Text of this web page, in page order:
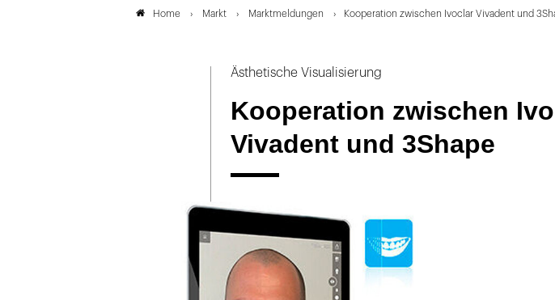
Home Markt Marktmeldungen Kooperation zwischen Ivoclar Vivadent und
Ästhetische Visualisierung
Kooperation zwischen
Vivadent und 3Shape